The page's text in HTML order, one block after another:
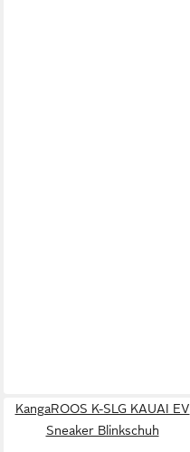
KangaROOS K-SLG KAUAI EV
Sneaker Blinkschuh